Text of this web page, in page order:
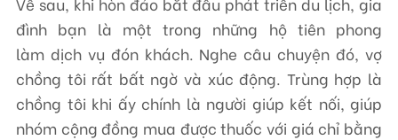
đình bạn là một trong những hộ tiên phong
làm dịch vụ đón khách. Nghe câu chuyện đó, vợ
chồng tôi rất bất ngờ và xúc động. Trùng hợp là
chồng tôi khi ấy chính là người giúp kết nối, giúp
nhóm cộng đồng mua được thuốc với giá chỉ bằng